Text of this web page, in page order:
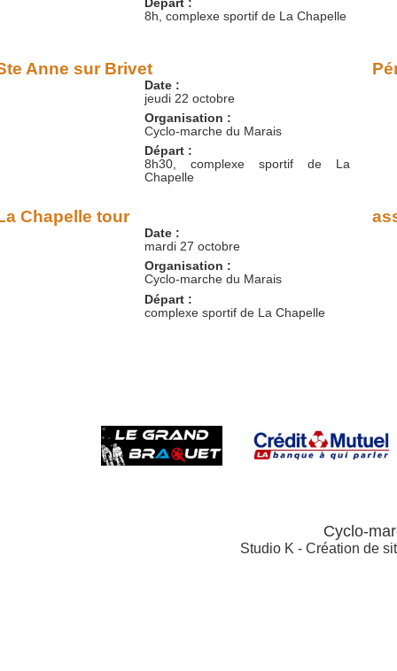
8h, complexe sportif de La Chapelle
Anne sur Brivet
Date :
jeudi 22 octobre
Organisation :
Cyclo-marche du Marais
Départ :
8h30, complexe sportif de La
Chapelle
Chapelle tour
Date :
mardi 27 octobre
Organisation :
Cyclo-marche du Marais
Départ :
complexe sportif de La Chapelle
Cyclo-
Studio K - Création de